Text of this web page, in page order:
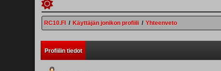
RC10.FI / Käyttäjän jonikon profiili / Yhteenveto
Profiilin tiedot